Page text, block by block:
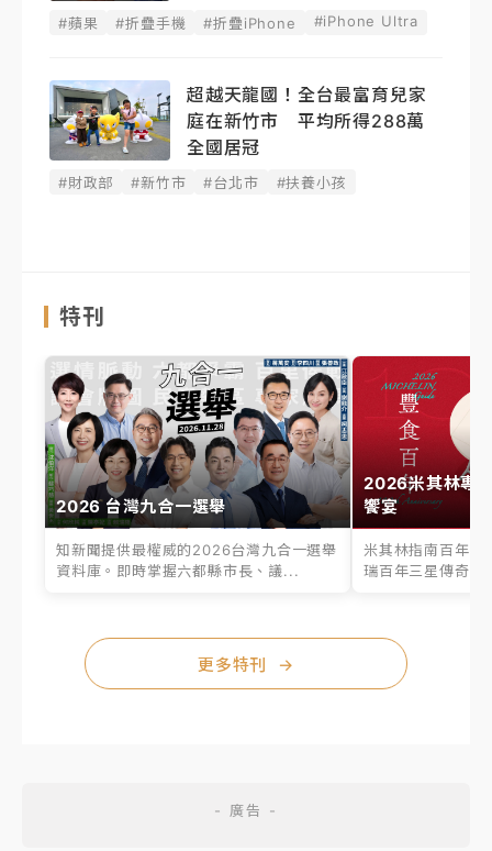
#蘋果 #折疊手機 #折疊iPhone #iPhone Ultra
超越天龍國！全台最富育兒家
庭在新竹市 平均所得288萬
全國居冠
#財政部 #新竹市 #台北市 #扶養小孩
特刊
2026 台灣九合一選舉
知新聞提供最權威的2026台灣九合一選舉
資料庫。即時掌握六都縣市長、議...
2026米其林專
饗宴
米其林指南百年之
瑞百年三星傳奇、
更多特刊 →